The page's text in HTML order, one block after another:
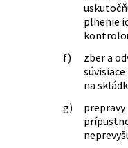
plnenie
f)
zber a
na
g)